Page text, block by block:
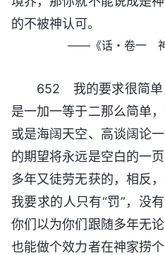
的不被神认可。
——《话・卷一 神
652 我的要求很简单
是一加一等于二那么简单
或是海阔天空、高谈阔论
的期望将永远是空白的一
多年又徒劳无获的，相反
我要求的人只有“罚”，没
你们以为你们跟随多年无
也能做个效力者在神家捞